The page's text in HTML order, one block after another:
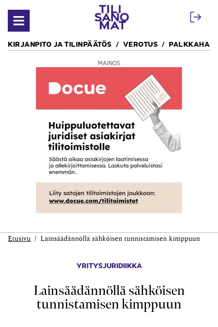
Avaa valikko
KIRJANPITO JA TILINPÄÄTÖS VEROTUS
MAINOS
Etusivu Lainsäädännöllä sähköisen tunnistamisen kimppuun
YRITYSJURIDIIKKA
Lainsäädännöllä sähköisen
tunnistamisen kimppuun